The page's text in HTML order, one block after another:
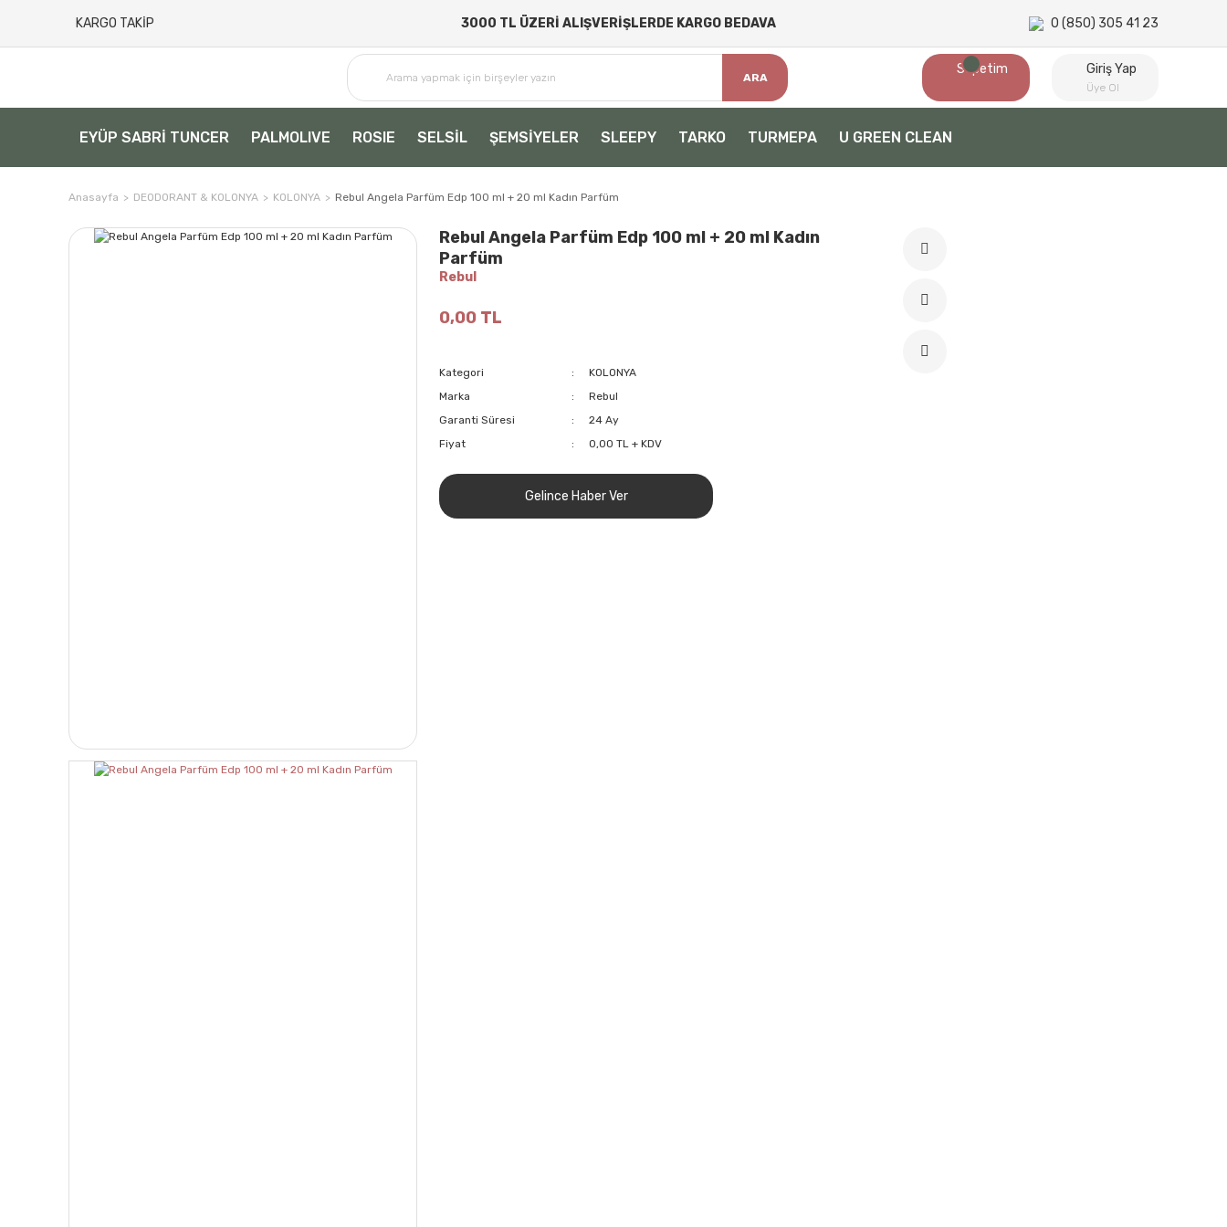
KARGO TAKİP 3000 TL ÜZERİ ALIŞVERİŞLERDE KARGO BEDAVA 0 (850) 305 41 23
ARA
Sepetim Giriş Yap
Üye Ol
EYÜP SABRİ TUNCER PALMOLIVE ROSIE SELSİL ŞEMSİYELER SLEEPY TARKO TURMEPA U GREEN CLEAN
Anasayfa DEODORANT & KOLONYA KOLONYA Rebul Angela Parfüm Edp 100 ml + 20 ml Kadın Parfüm
Rebul Angela Parfüm Edp 100 ml + 20 ml Kadın
Parfüm
Rebul
0,00 TL
Kategori
KOLONYA
Marka
Rebul
Garanti Süresi
24 Ay
Fiyat
0,00 TL + KDV
Gelince Haber Ver